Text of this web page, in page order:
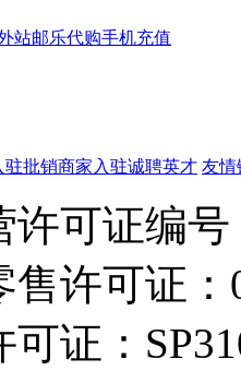
站邮乐代购手机充值
驻批销商家入驻诚聘英才 友情
许可证编
许可证：
证：